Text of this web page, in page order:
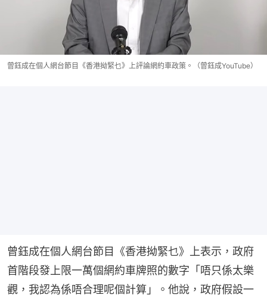
曾鈺成在個人網台節目《香港拗緊乜》上評論網約車政策。（曾鈺成YouTube）
曾鈺成在個人網台節目《香港拗緊乜》上表示，政府
首階段發上限一萬個網約車牌照的數字「唔只係太樂
觀，我認為係唔合理呢個計算」。他說，政府假設一